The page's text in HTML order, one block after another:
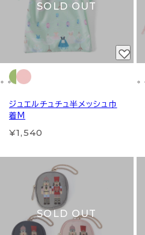
SOLD OUT
ジュエルチュチュ半メッシュ巾
着M
¥1,540
SOLD OUT